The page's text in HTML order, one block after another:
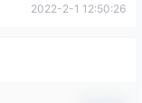
2022-2-1 12:50:26